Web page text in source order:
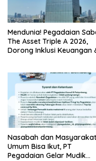
Mendunia! Pegadaian
The Asset Triple A 2026,
Dorong Inklusi Keuangan
Nasabah dan Masyarakat
Umum Bisa Ikut, PT
Pegadaian Gelar Mudik